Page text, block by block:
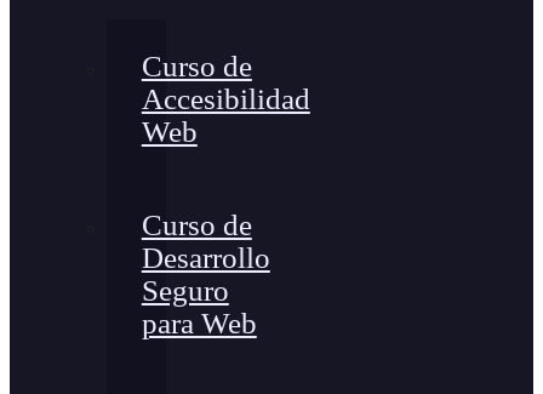
Curso de
Accesibilidad
Web
Curso de
Desarrollo
Seguro
para Web